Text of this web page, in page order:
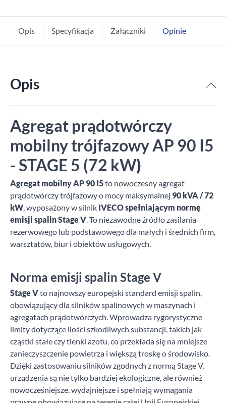
Opis Specyfikacja Załączniki Opinie
Opis
Agregat prądotwórczy
mobilny trójfazowy AP 90 I5
- STAGE 5 (72 kW)
Agregat mobilny AP 90 I5to nowoczesny agregat
prądotwórczy trójfazowy o mocy maksymalnej 90 kVA / 72
kW, wyposażony w silnik IVECOspełniającym normę
emisji spalin Stage V. To niezawodne źródło zasilania
rezerwowego lub podstawowego dla małych i średnich firm,
warsztatów, biur i obiektów usługowych.
Norma emisji spalin Stage V
Stage Vto najnowszy europejski standard emisji spalin,
obowiązujący dla silników spalinowych w maszynach i
agregatach prądotwórczych. Wprowadza rygorystyczne
limity dotyczące ilości szkodliwych substancji, takich jak
cząstki stałe czy tlenki azotu, co przekłada się na mniejsze
zanieczyszczenie powietrza i większą troskę o środowisko.
Dzięki zastosowaniu silników zgodnych z normą Stage V,
urządzenia są nie tylko bardziej ekologiczne, ale również
nowocześniejsze, wydajniejsze i spełniają wymagania